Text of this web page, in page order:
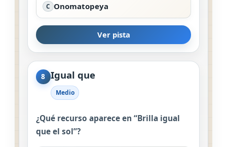
C Onomatopeya
Ver pista
8 Igual que
Medio
¿Qué recurso aparece en “Brilla igual
que el sol”?